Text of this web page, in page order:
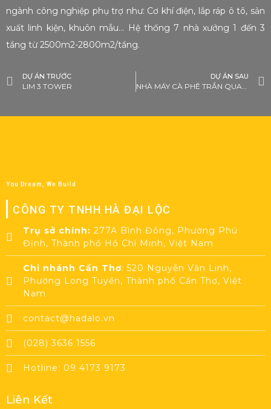
ngành công nghiệp phụ trợ như: Cơ khí điện, lắp ráp ô tô, sản
xuất linh kiện, khuôn mẫu… Hệ thống 7 nhà xưởng 1 đến 3
tầng từ 2500m2-2800m2/tầng.
DỰ ÁN TRƯỚC
LIM 3 TOWER
DỰ ÁN SAU
NHÀ MÁY CÀ PHÊ TRẦN QUANG 1
You Dream, We Build
CÔNG TY TNHH HÀ ĐẠI LỘC
Trụ sở chính: 277A Bình Đông, Phường Phú
Định, Thành phố Hồ Chí Minh, Việt Nam
Chi nhánh Cần Thơ: 520 Nguyễn Văn Linh,
Phường Long Tuyền, Thành phố Cần Thơ, Việt
Nam
contact@hadalo.vn
(028) 3636 1556
Hotline: 09 4173 9173
Liên Kết